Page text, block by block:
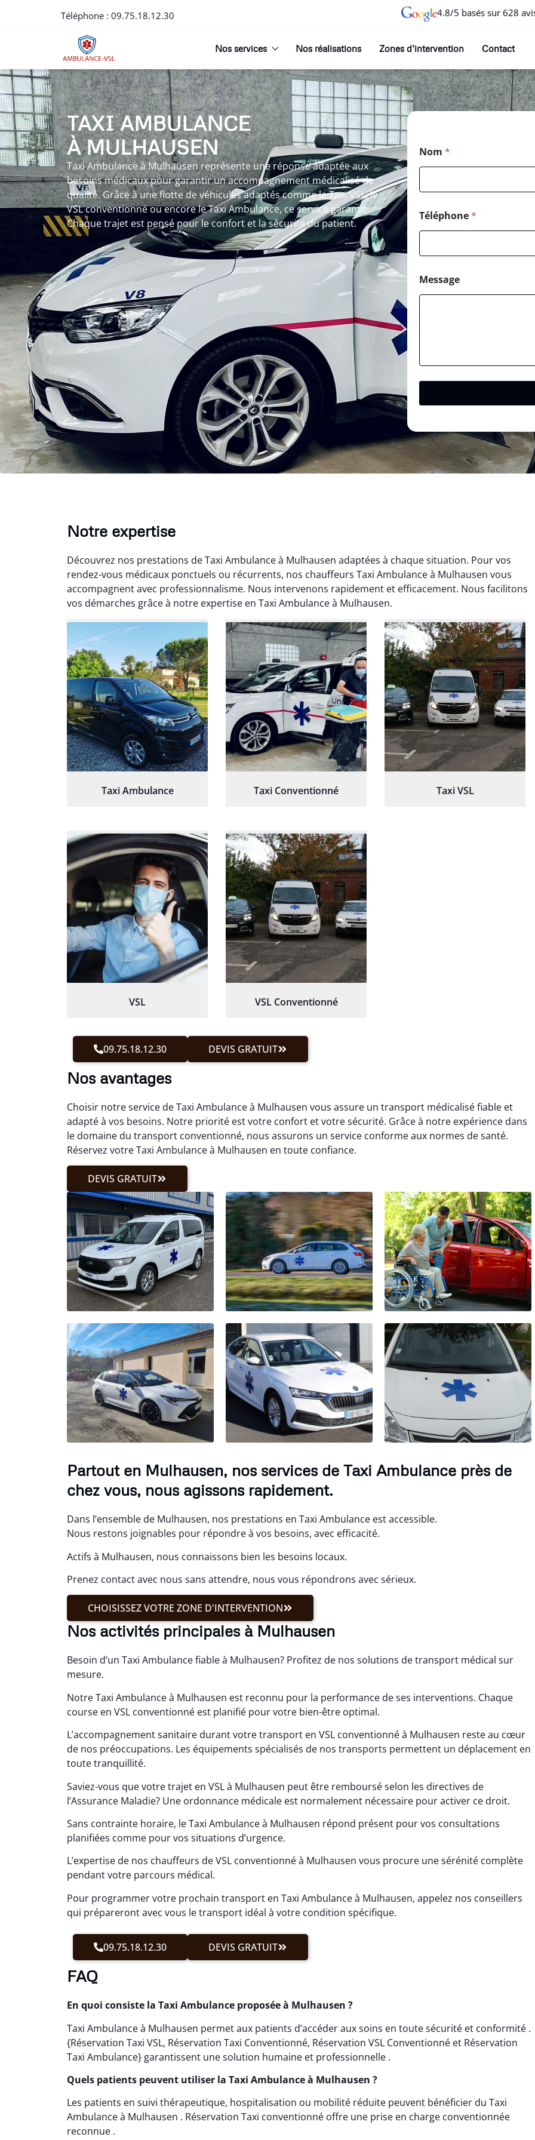
Téléphone : 09.75.18.12.30 4.8/5 basés sur 628
Nos services Nos réalisations Zones d’intervention Contact
TAXI AMBULANCE
À MULHAUSEN
Taxi Ambulance à Mulhausen représente une réponse adaptée aux
besoins médicaux pour garantir un accompagnement médicalisé de
qualité. Grâce à une flotte de véhicules adaptés comme le Taxi VSL, le
VSL conventionné ou encore le Taxi Ambulance, ce service garantit.
Chaque trajet est pensé pour le confort et la sécurité du patient.
Nom *
Téléphone*
Message
Notre expertise
Découvrez nos prestations de Taxi Ambulance à Mulhausen adaptées à chaque situation. Pour vos
rendez-vous médicaux ponctuels ou récurrents, nos chauffeurs Taxi Ambulance à Mulhausen vous
accompagnent avec professionnalisme. Nous intervenons rapidement et efficacement. Nous facilitons
vos démarches grâce à notre expertise en Taxi Ambulance à Mulhausen.
Taxi Ambulance Taxi Conventionné Taxi VSL
VSL VSL Conventionné
09.75.18.12.30 DEVIS GRATUIT
Nos avantages
Choisir notre service de Taxi Ambulance à Mulhausen vous assure un transport médicalisé fiable et
adapté à vos besoins. Notre priorité est votre confort et votre sécurité. Grâce à notre expérience dans
le domaine du transport conventionné, nous assurons un service conforme aux normes de santé.
Réservez votre Taxi Ambulance à Mulhausen en toute confiance.
DEVIS GRATUIT
Partout en Mulhausen, nos services de Taxi Ambulance près de
chez vous, nous agissons rapidement.
Dans l’ensemble de Mulhausen, nos prestations en Taxi Ambulance est accessible.
Nous restons joignables pour répondre à vos besoins, avec efficacité.
Actifs à Mulhausen, nous connaissons bien les besoins locaux.
Prenez contact avec nous sans attendre, nous vous répondrons avec sérieux.
CHOISISSEZ VOTRE ZONE D'INTERVENTION
Nos activités principales à Mulhausen
Besoin d’un Taxi Ambulance fiable à Mulhausen? Profitez de nos solutions de transport médical sur
mesure.
Notre Taxi Ambulance à Mulhausen est reconnu pour la performance de ses interventions. Chaque
course en VSL conventionné est planifié pour votre bien-être optimal.
L’accompagnement sanitaire durant votre transport en VSL conventionné à Mulhausen reste au cœur
de nos préoccupations. Les équipements spécialisés de nos transports permettent un déplacement en
toute tranquillité.
Saviez-vous que votre trajet en VSL à Mulhausen peut être remboursé selon les directives de
l’Assurance Maladie? Une ordonnance médicale est normalement nécessaire pour activer ce droit.
Sans contrainte horaire, le Taxi Ambulance à Mulhausen répond présent pour vos consultations
planifiées comme pour vos situations d’urgence.
L’expertise de nos chauffeurs de VSL conventionné à Mulhausen vous procure une sérénité complète
pendant votre parcours médical.
Pour programmer votre prochain transport en Taxi Ambulance à Mulhausen, appelez nos conseillers
qui prépareront avec vous le transport idéal à votre condition spécifique.
09.75.18.12.30 DEVIS GRATUIT
FAQ
En quoi consiste la Taxi Ambulance proposée à Mulhausen ?
Taxi Ambulance à Mulhausen permet aux patients d’accéder aux soins en toute sécurité et conformité .
{Réservation Taxi VSL, Réservation Taxi Conventionné, Réservation VSL Conventionné et Réservation
Taxi Ambulance} garantissent une solution humaine et professionnelle .
Quels patients peuvent utiliser la Taxi Ambulance à Mulhausen ?
Les patients en suivi thérapeutique, hospitalisation ou mobilité réduite peuvent bénéficier du Taxi
Ambulance à Mulhausen . Réservation Taxi conventionné offre une prise en charge conventionnée
reconnue .
Arnaud Deschamps
30 janvier 2025
Très satisfait du transport,
tout s’est bien déroulé.
Chauffeur à l’écoute et
patient.
Jérémy Ferrand
8 septembre 2024
Transport ponctuel et
personnel très attentionné.
Très satisfait du service.